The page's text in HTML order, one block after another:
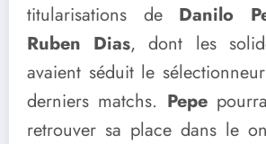
titularisations de Danilo
Ruben Dias, dont les
avaient séduit le
derniers matchs. Pepe
retrouver sa place dans le